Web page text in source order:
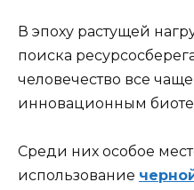
В эпоху растущей
поиска
человечество все
инновационным
Среди них особое
использование